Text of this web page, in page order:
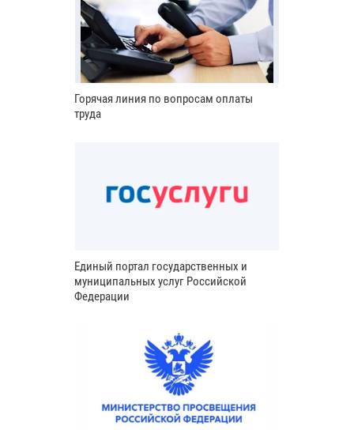
Горячая линия по вопросам оплаты
труда
Единый портал государственных и
муниципальных услуг Российской
Федерации